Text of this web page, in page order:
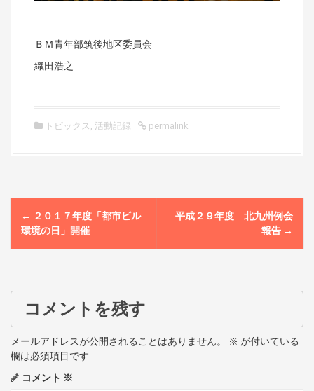
ＢＭ青年部筑後地区委員会
織田浩之
トピックス , 活動記録 permalink
P
o
t
n
a
v
← ２０１７年度「都市ビル
環境の日」開催
平成２９年度 北九州例会
報告 →
コメントを残す
メールアドレスが公開されることはありません。 ※ が付いている
欄は必須項目です
コメント ※